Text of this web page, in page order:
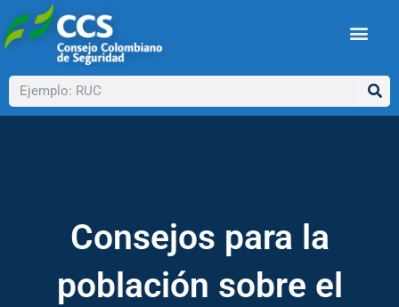
al
contenido
Buscar
Consejos para la
población sobre el